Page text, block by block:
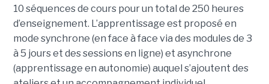
10 séquences de cours pour un total de 250 heures
d’enseignement. L’apprentissage est proposé en
mode synchrone (en face à face via des modules de 3
à 5 jours et des sessions en ligne) et asynchrone
(apprentissage en autonomie) auquel s’ajoutent des